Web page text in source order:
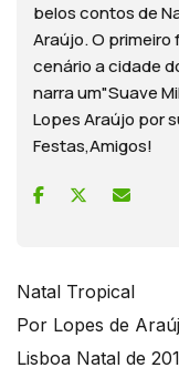
belos contos de
Araújo. O
cenário a cidade
narra um"Suave
Lopes Araújo por
Festas,Amigos!
Natal Tropical
Por Lopes de
Lisboa Natal de